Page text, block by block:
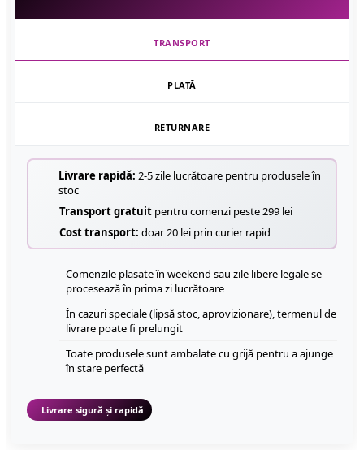
TRANSPORT
PLATĂ
RETURNARE
Livrare rapidă: 2-5 zile lucrătoare pentru produsele în
stoc
Transport gratuit pentru comenzi peste 299 lei
Cost transport: doar 20 lei prin curier rapid
Comenzile plasate în weekend sau zile libere legale se
procesează în prima zi lucrătoare
În cazuri speciale (lipsă stoc, aprovizionare), termenul de
livrare poate fi prelungit
Toate produsele sunt ambalate cu grijă pentru a ajunge
în stare perfectă
Livrare sigură și rapidă